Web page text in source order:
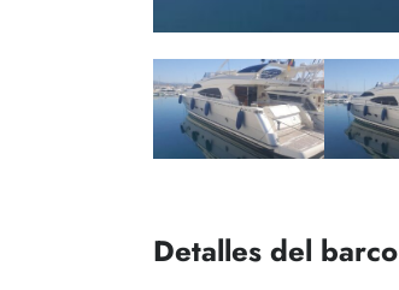
Detalles del barco